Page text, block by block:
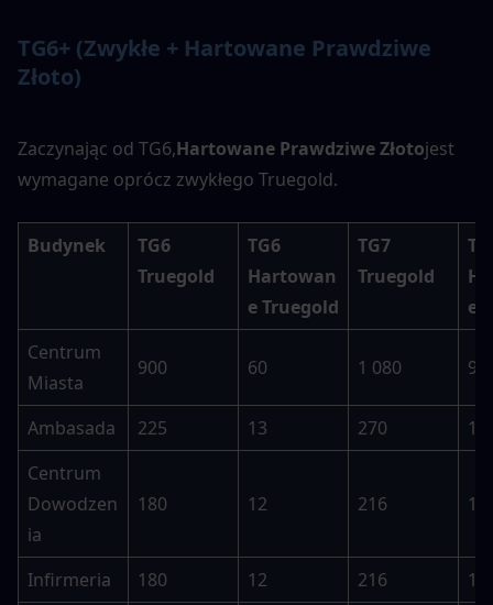
TG6+ (Zwykłe + Hartowane Prawdziwe
Złoto)
Zaczynając od TG6,Hartowane Prawdziwe Złotojest
wymagane oprócz zwykłego Truegold.
Budynek
TG6
Truegold
TG6
Hartowan
e Truegold
TG7
Truegold
e
Centrum
Miasta
900 60 1 080 90
Ambasada 225 13 270
19
Centrum
Dowodzen
ia
180 12 216 18
Infirmeria 180 12 216
18